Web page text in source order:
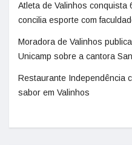
Atleta de Valinhos conquista
concilia esporte com
Moradora de Valinhos
Unicamp sobre a cantora
Restaurante Independência
sabor em Valinhos